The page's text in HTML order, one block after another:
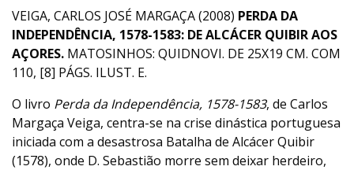
VEIGA, CARLOS JOSÉ MARGAÇA (2008) PERDA DA
INDEPENDÊNCIA, 1578-1583: DE ALCÁCER QUIBIR AOS
AÇORES. MATOSINHOS: QUIDNOVI. DE 25X19 CM. COM
110, [8] PÁGS. ILUST. E.
O livro Perda da Independência, 1578-1583, de Carlos
Margaça Veiga, centra-se na crise dinástica portuguesa
iniciada com a desastrosa Batalha de Alcácer Quibir
(1578), onde D. Sebastião morre sem deixar herdeiro,